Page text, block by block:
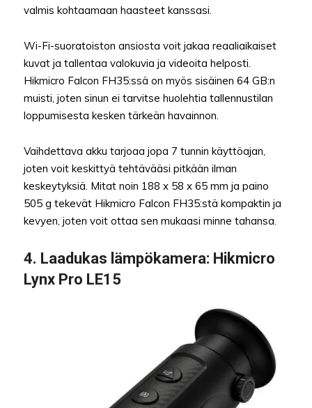
valmis kohtaamaan haasteet kanssasi.
Wi-Fi-suoratoiston ansiosta voit jakaa reaaliaikaiset
kuvat ja tallentaa valokuvia ja videoita helposti.
Hikmicro Falcon FH35:ssä on myös sisäinen 64 GB:n
muisti, joten sinun ei tarvitse huolehtia tallennustilan
loppumisesta kesken tärkeän havainnon.
Vaihdettava akku tarjoaa jopa 7 tunnin käyttöajan,
joten voit keskittyä tehtävääsi pitkään ilman
keskeytyksiä. Mitat noin 188 x 58 x 65 mm ja paino
505 g tekevät Hikmicro Falcon FH35:stä kompaktin ja
kevyen, joten voit ottaa sen mukaasi minne tahansa.
4. Laadukas lämpökamera: Hikmicro
Lynx Pro LE15